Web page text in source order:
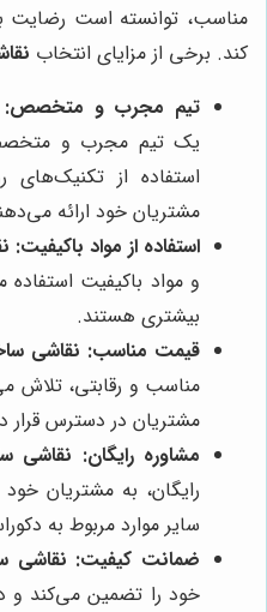
مناسب، توانسته است رضایت
کند. برخی از مزایای انتخاب
تیم مجرب و متخصص:
یک تیم مجرب و
استفاده از تکنیک‌های
مشتریان خود ارائه
استفاده از مواد باکیفیت:
و مواد باکیفیت
بیشتری هستند.
قیمت مناسب: نقاشی
مناسب و رقابتی، تلاش
مشتریان در دسترس قرار
مشاوره رایگان: نقاشی
رایگان، به مشتریان
سایر موارد مربوط به
ضمانت کیفیت: نقاشی
خود را تضمین می‌کند و